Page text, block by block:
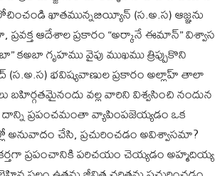
ఖాతమున్నబియ్యీన్ (స.అ.స) ఆజ్ఞను
ప్రవక్త ఆదేశాల ప్రకారం “అర్కానే ఈమాన్” విశ్వాస
కఅబా గృహము వైపు ముఖము త్రిప్పుకొని
(స.అ.స) భవిష్యవాణుల ప్రకారం అల్లాహ్ తాలా
వల్ల వారిని విశ్వసించి నందున
దాన్ని ప్రపంచమంతా వ్యాపింపజెయ్యడం ఒక
అనువాదం చేసి, ప్రచురించడం అవిశ్వాసమా?
ప్రపంచానికి పరిచయం చెయ్యడం అహ్మదియ్య